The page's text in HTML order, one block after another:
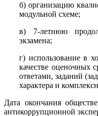
б) организацию
модульной схеме;
в) 7-летнюю
экзамена;
г) использование в
качестве оценочных
ответами, заданий
характера и
Дата окончания
антикоррупционной